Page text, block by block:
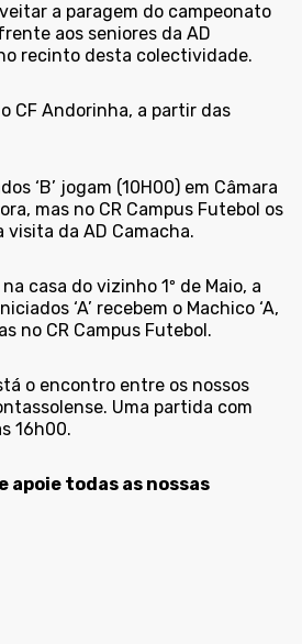
a paragem do campeonato
aos seniores da AD
recinto desta colectividade.
o CF Andorinha, a partir das
‘B’ jogam (10H00) em Câmara
mas no CR Campus Futebol os
visita da AD Camacha.
casa do vizinho 1º de Maio, a
‘A’ recebem o Machico ‘A,
no CR Campus Futebol.
o encontro entre os nossos
Uma partida com
16h00.
apoie todas as nossas